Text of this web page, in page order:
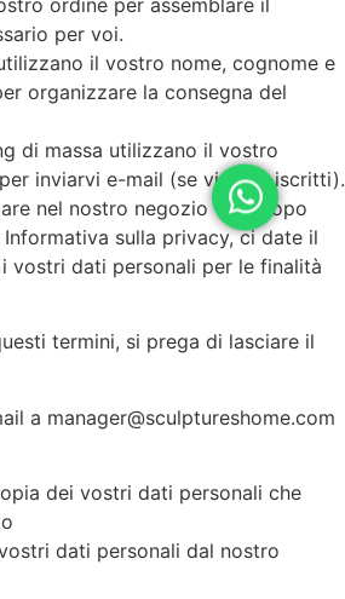
per voi.
il vostro nome, cognome e
organizzare la consegna del
di massa utilizzano il vostro
inviarvi e-mail (se vi siete iscritti).
nel nostro negozio web dopo
sulla privacy, ci date il
vostri dati personali per le finalità
termini, si prega di lasciare il
a manager@sculptureshome.com
dei vostri dati personali che
dati personali dal nostro